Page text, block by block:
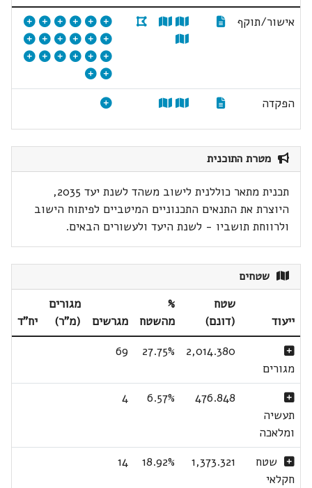
אישור/תוקף
הפקדה
מטרת התוכנית
תכנית מתאר כוללנית לישוב משהד לשנת יעד 2035,
היוצרת את התנאים התכנוניים המיטביים לפיתוח הישוב
ולרווחת תושביו - לשנת היעד ולעשורים הבאים.
שטחים
ייעוד
שטח
(דונם)
%
מהשטח
מגרשים
מגורים
(מ"ר)
יח"ד
מגורים
2,014.380
27.75%
69
תעשיה
ומלאכה
476.848
6.57%
4
שטח
חקלאי
1,373.321
18.92%
14